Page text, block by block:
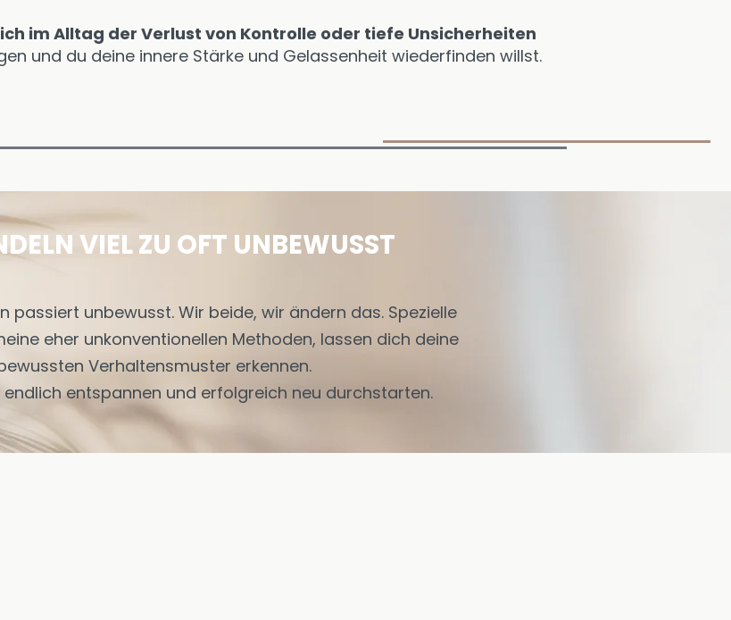
im Alltag der Verlust von Kontrolle oder tiefe Unsicherheiten
und du deine innere Stärke und Gelassenheit wiederfinden willst.
VIEL ZU OFT UNBEWUSST
passiert unbewusst. Wir beide, wir ändern das. Spezielle
eher unkonventionellen Methoden, lassen dich deine
Verhaltensmuster erkennen.
entspannen und erfolgreich neu durchstarten.